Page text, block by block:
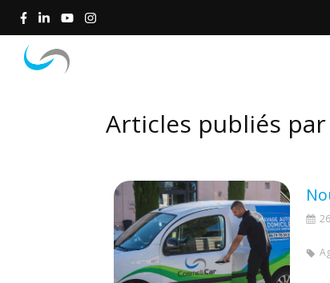
Articles publiés par